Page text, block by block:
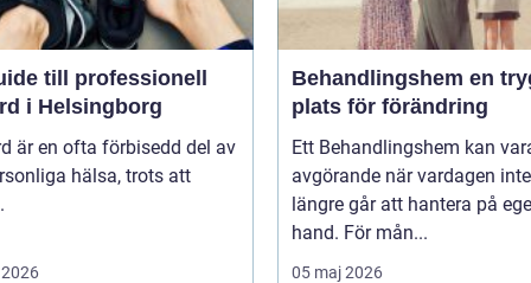
till professionell
i Helsingborg
är en ofta förbisedd del av
hälsa, trots att
Behandlingshem en trygg
plats för förändring
Ett Behandlingshem kan
avgörande när vardagen inte
längre går att hantera på
hand. För mån...
05 maj 2026